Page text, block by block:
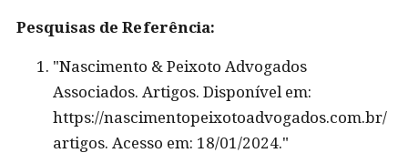
Pesquisas de Referência:
"Nascimento & Peixoto Advogados
Associados. Artigos. Disponível em:
https://nascimentopeixotoadvogados.com.br/
artigos. Acesso em: 18/01/2024."